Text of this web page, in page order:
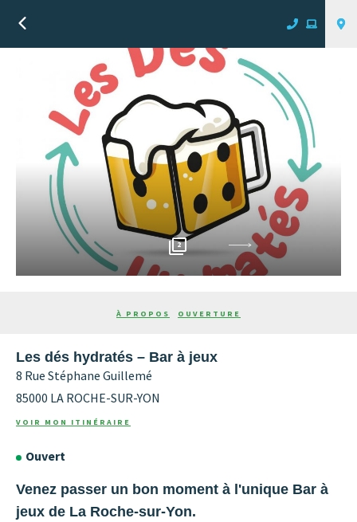
Suivant
2
À PROPOS OUVERTURE
Les dés hydratés – Bar à jeux
8 Rue Stéphane Guillemé
85000 LA ROCHE-SUR-YON
VOIR MON ITINÉRAIRE
Ouvert
Venez passer un bon moment à l'unique Bar à
jeux de La Roche-sur-Yon.